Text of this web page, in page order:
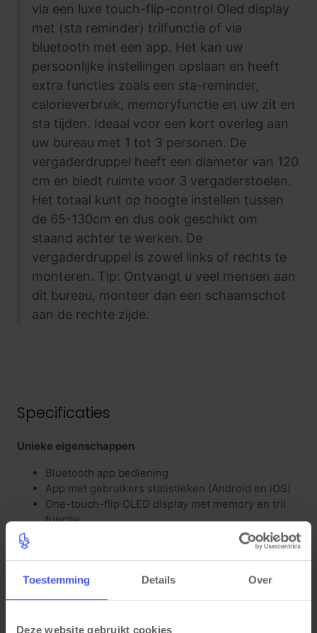
Toestemming Details Over
Deze website gebruikt cookies
via een luxe touch-flip-control Oled display
met (sta reminder) trilfunctie of via
bluetooth met een app. Het kan uw
persoonlijke instellingen opslaan en heeft
extra functies zoals een sta-reminder,
calorieverbruik, memoryfunctie en uw zit en
sta tijden. Ideaal voor een kort overleg aan
uw bureau met 1 tot 3 personen. De
vergaderdruppel heeft een diameter van 120
cm en biedt ruimte voor 3 vergaderstoelen.
Het totaal kunt op hoogte instellen tussen
de 65-130cm en dus ook geschikt om
staand achter te werken. De
vergaderdruppel is zowel links of rechts te
monteren. Tip: Ontvangt u veel mensen aan
dit bureau, monteer dan een schaamschot
aan de rechte zijde.
Specificaties
Unieke eigenschappen
Bluetooth app bediening
App met gebruikers statistieken (Android en iOS)
One-touch-flip OLED display met memory en tril
functie
TÜV gecertificeerd
Arbonorm NPR 1813 en NEN 527
Kleuren